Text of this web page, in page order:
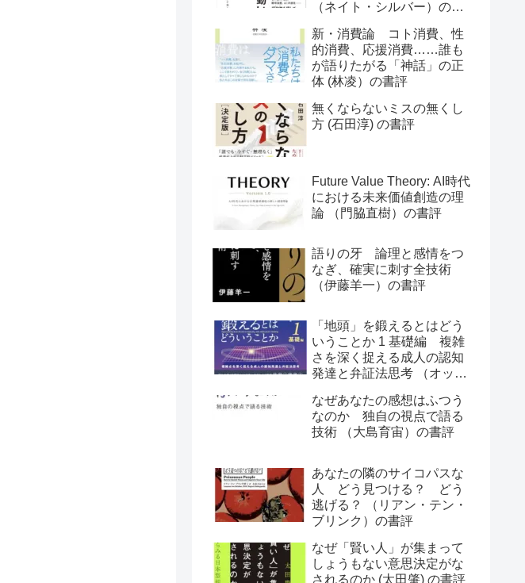
（ネイト・シルバー）の書
新・消費論 コト消費、性
的消費、応援消費……誰も
が語りたがる「神話」の正
体 (林凌）の書評
無くならないミスの無くし
方 (石田淳) の書評
Future Value Theory: AI時代
における未来価値創造の理
論 （門脇直樹）の書評
語りの牙 論理と感情をつ
なぎ、確実に刺す全技術
（伊藤羊一）の書評
「地頭」を鍛えるとはどう
いうことか 1 基礎編 複雑
さを深く捉える成人の認知
発達と弁証法思考 （オット
なぜあなたの感想はふつう
なのか 独自の視点で語る
技術 （大島育宙）の書評
あなたの隣のサイコパスな
人 どう見つける？ どう
逃げる？ （リアン・テン・
ブリンク）の書評
なぜ「賢い人」が集まって
しょうもない意思決定がな
されるのか (太田肇) の書評